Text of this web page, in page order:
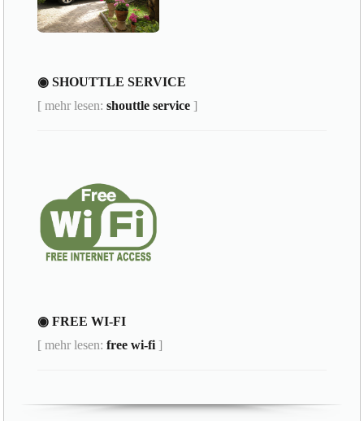
◉ SHOUTTLE SERVICE
[ mehr lesen:shouttle service ]
◉ FREE WI-FI
[ mehr lesen:free wi-fi ]